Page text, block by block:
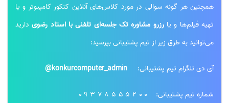
همچنین هر گونه سوالی در مورد کلاس‌های آنلاین کنکور کامپیوتر و یا
تهیه فیلم‌ها و یارزرو مشاوره تک جلسه‌ای تلفنی با استاد رضویدارید
می‌توانید به طرق زیر از تیم پشتیبانی بپرسید:
آی دی تلگرام تیم پشتیبانی: konkurcomputer_admin@
شماره تیم پشتیبانی: 09378555200